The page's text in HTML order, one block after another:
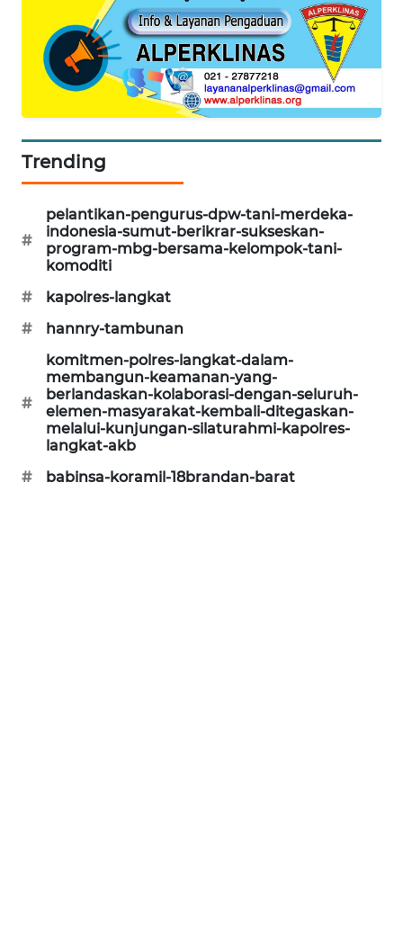
Trending
#
pelantikan-pengurus-dpw-tani-merdeka-
indonesia-sumut-berikrar-sukseskan-
program-mbg-bersama-kelompok-tani-
komoditi
#
kapolres-langkat
#
hannry-tambunan
#
komitmen-polres-langkat-dalam-
membangun-keamanan-yang-
berlandaskan-kolaborasi-dengan-seluruh-
elemen-masyarakat-kembali-ditegaskan-
melalui-kunjungan-silaturahmi-kapolres-
langkat-akb
#
babinsa-koramil-18brandan-barat
NEWS
BERAMPU
ANUGERAH
NEWS
AKHLAK
ID
NEWS
ASA
NEWS